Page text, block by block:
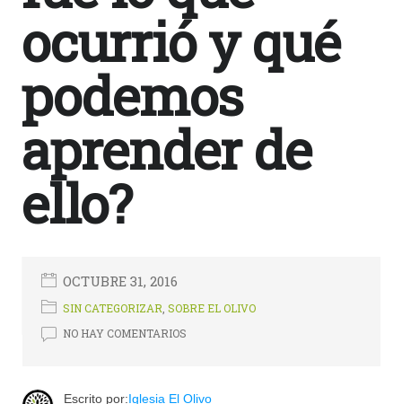
ocurrió y qué
podemos
aprender de
ello?
2353
OCTUBRE 31, 2016
SIN CATEGORIZAR SOBRE EL OLIVO
NO HAY COMENTARIOS
Escrito por:Iglesia El Olivo